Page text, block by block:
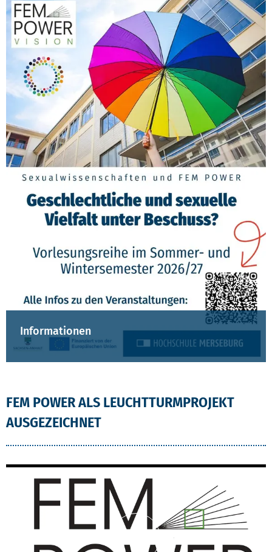
Informationen
FEM POWER ALS LEUCHTTURMPROJEKT
AUSGEZEICHNET
Inhalt von YouTube laden